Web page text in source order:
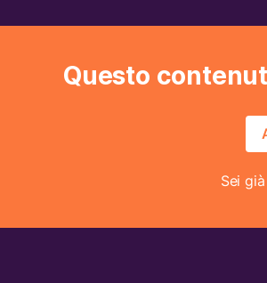
Questo
Sei